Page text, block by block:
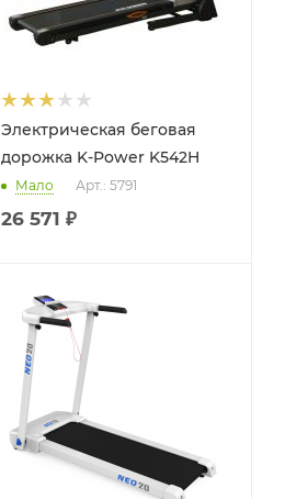
Электрическая беговая
дорожка K-Power K542H
Мало Арт.: 5791
26 571 ₽